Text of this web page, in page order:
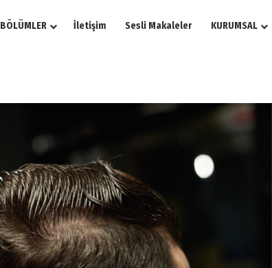
BÖLÜMLER İletişim Sesli Makaleler KURUMSAL